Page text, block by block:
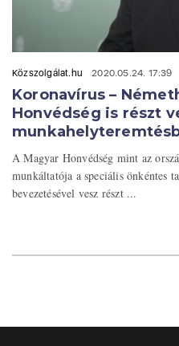
Közszolgálat.hu 2020.05.24. 17:39
Koronavírus –
Honvédség is részt
A Magyar Honvédség mint az
munkáltatója a speciális önkéntes
bevezetésével vesz részt ...